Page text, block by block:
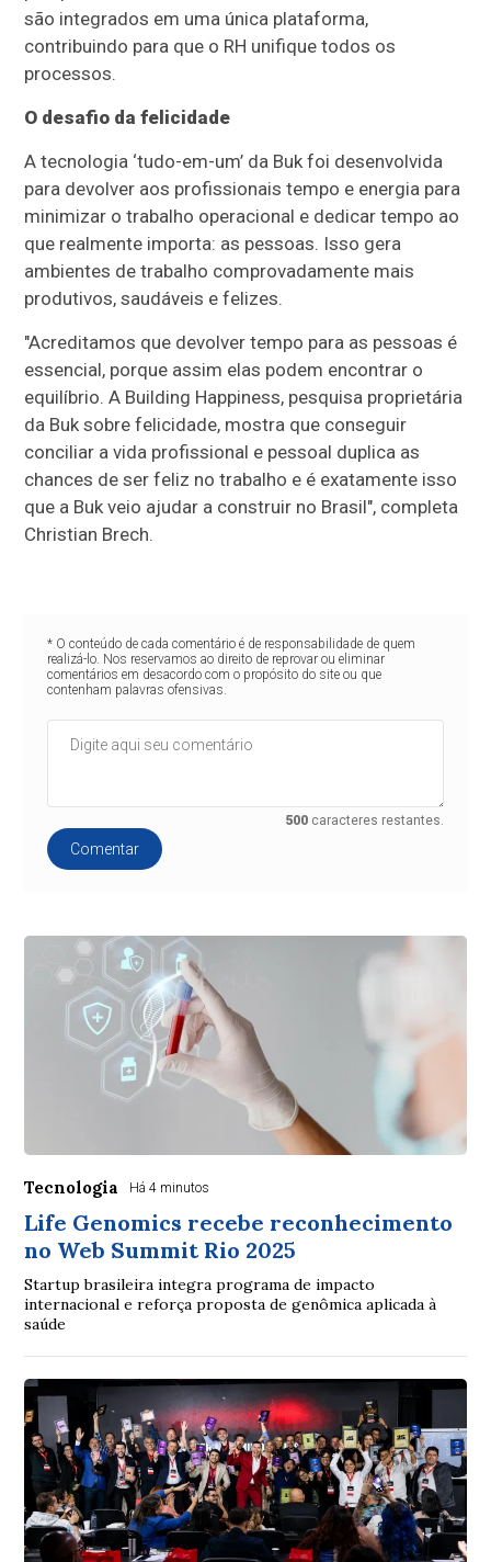
são integrados em uma única plataforma,
contribuindo para que o RH unifique todos os
processos.
O desafio da felicidade
A tecnologia ‘tudo-em-um’ da Buk foi desenvolvida
para devolver aos profissionais tempo e energia para
minimizar o trabalho operacional e dedicar tempo ao
que realmente importa: as pessoas. Isso gera
ambientes de trabalho comprovadamente mais
produtivos, saudáveis e felizes.
"Acreditamos que devolver tempo para as pessoas é
essencial, porque assim elas podem encontrar o
equilíbrio. A Building Happiness, pesquisa proprietária
da Buk sobre felicidade, mostra que conseguir
conciliar a vida profissional e pessoal duplica as
chances de ser feliz no trabalho e é exatamente isso
que a Buk veio ajudar a construir no Brasil", completa
Christian Brech.
* O conteúdo de cada comentário é de responsabilidade de quem
realizá-lo. Nos reservamos ao direito de reprovar ou eliminar
comentários em desacordo com o propósito do site ou que
contenham palavras ofensivas.
500 caracteres restantes.
Comentar
Tecnologia Há 4 minutos
Life Genomics recebe reconhecimento
no Web Summit Rio 2025
Startup brasileira integra programa de impacto
internacional e reforça proposta de genômica aplicada à
saúde